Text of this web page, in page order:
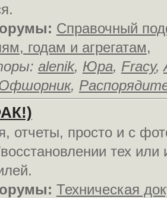
Справочный
годам и агрегатам,
alenik, Юра, Fracy,
,
отчеты, просто и c
тех или
Техническая